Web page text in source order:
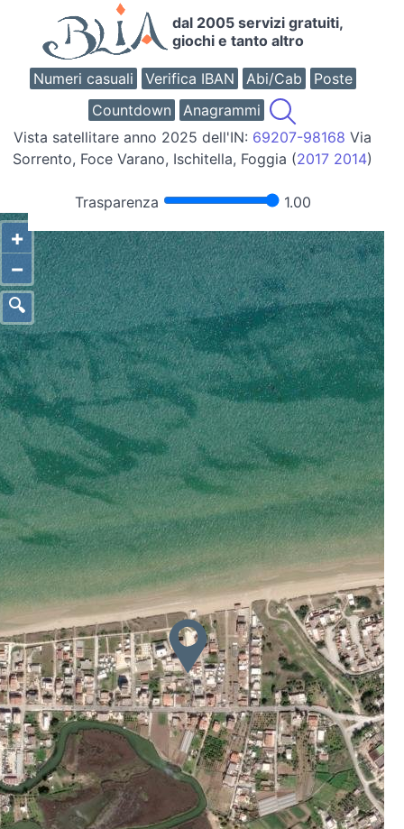
dal 2005 servizi gratuiti,
giochi e tanto altro
Numeri casuali Verifica IBAN Abi/Cab
Poste
Countdown
Anagrammi
Vista satellitare anno 2025 dell'IN: 69207-98168 Via
Sorrento, Foce Varano, Ischitella, Foggia (2017 2014)
Trasparenza 1.00
+
−